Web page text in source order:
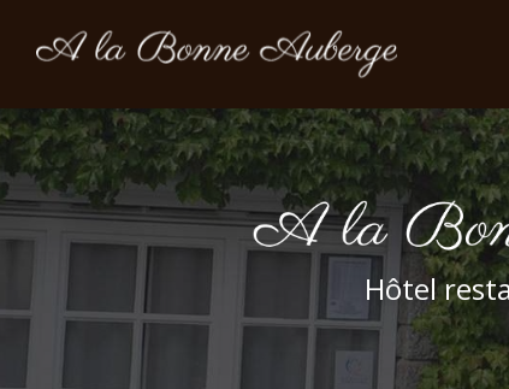
contenu
Hôtel